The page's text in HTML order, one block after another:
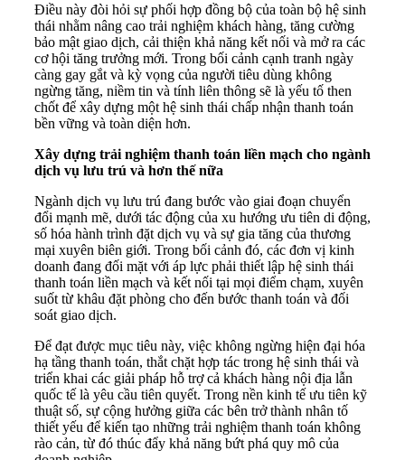
Điều này đòi hỏi sự phối hợp đồng bộ của toàn bộ hệ sinh
thái nhằm nâng cao trải nghiệm khách hàng, tăng cường
bảo mật giao dịch, cải thiện khả năng kết nối và mở ra các
cơ hội tăng trưởng mới. Trong bối cảnh cạnh tranh ngày
càng gay gắt và kỳ vọng của người tiêu dùng không
ngừng tăng, niềm tin và tính liên thông sẽ là yếu tố then
chốt để xây dựng một hệ sinh thái chấp nhận thanh toán
bền vững và toàn diện hơn.
Xây dựng trải nghiệm thanh toán liền mạch cho ngành
dịch vụ lưu trú và hơn thế nữa
Ngành dịch vụ lưu trú đang bước vào giai đoạn chuyển
đổi mạnh mẽ, dưới tác động của xu hướng ưu tiên di động,
số hóa hành trình đặt dịch vụ và sự gia tăng của thương
mại xuyên biên giới. Trong bối cảnh đó, các đơn vị kinh
doanh đang đối mặt với áp lực phải thiết lập hệ sinh thái
thanh toán liền mạch và kết nối tại mọi điểm chạm, xuyên
suốt từ khâu đặt phòng cho đến bước thanh toán và đối
soát giao dịch.
Để đạt được mục tiêu này, việc không ngừng hiện đại hóa
hạ tầng thanh toán, thắt chặt hợp tác trong hệ sinh thái và
triển khai các giải pháp hỗ trợ cả khách hàng nội địa lẫn
quốc tế là yêu cầu tiên quyết. Trong nền kinh tế ưu tiên kỹ
thuật số, sự cộng hưởng giữa các bên trở thành nhân tố
thiết yếu để kiến tạo những trải nghiệm thanh toán không
rào cản, từ đó thúc đẩy khả năng bứt phá quy mô của